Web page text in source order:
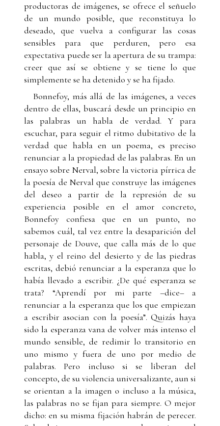
productoras de imágenes, se ofrece el señuelo
de un mundo posible, que reconstituya lo
deseado, que vuelva a configurar las cosas
sensibles para que perduren, pero esa
expectativa puede ser la apertura de su trampa:
creer que así se obtiene y se tiene lo que
simplemente se ha detenido y se ha fijado.
Bonnefoy, más allá de las imágenes, a veces
dentro de ellas, buscará desde un principio en
las palabras un habla de verdad. Y para
escuchar, para seguir el ritmo dubitativo de la
verdad que habla en un poema, es preciso
renunciar a la propiedad de las palabras. En un
ensayo sobre Nerval, sobre la victoria pírrica de
la poesía de Nerval que construye las imágenes
del deseo a partir de la represión de su
experiencia posible en el amor concreto,
Bonnefoy confiesa que en un punto, no
sabemos cuál, tal vez entre la desaparición del
personaje de Douve, que calla más de lo que
habla, y el reino del desierto y de las piedras
escritas, debió renunciar a la esperanza que lo
había llevado a escribir. ¿De qué esperanza se
trata? “Aprendí por mi parte –dice– a
renunciar a la esperanza que los que empiezan
a escribir asocian con la poesía”. Quizás haya
sido la esperanza vana de volver más intenso el
mundo sensible, de redimir lo transitorio en
uno mismo y fuera de uno por medio de
palabras. Pero incluso si se liberan del
concepto, de su violencia universalizante, aun si
se orientan a la imagen o incluso a la música,
las palabras no se fijan para siempre. O mejor
dicho: en su misma fijación habrán de perecer.